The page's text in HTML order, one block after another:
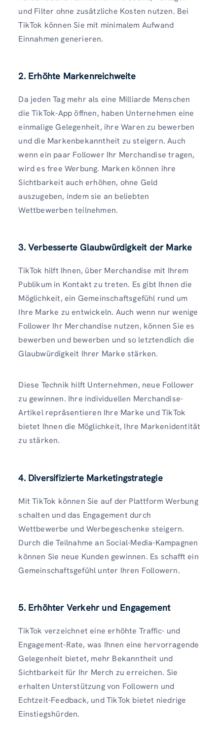
und Filter ohne zusätzliche Kosten nutzen. Bei
TikTok können Sie mit minimalem Aufwand
Einnahmen generieren.
2. Erhöhte Markenreichweite
Da jeden Tag mehr als eine Milliarde Menschen
die TikTok-App öffnen, haben Unternehmen eine
einmalige Gelegenheit, ihre Waren zu bewerben
und die Markenbekanntheit zu steigern. Auch
wenn ein paar Follower Ihr Merchandise tragen,
wird es free Werbung. Marken können ihre
Sichtbarkeit auch erhöhen, ohne Geld
auszugeben, indem sie an beliebten
Wettbewerben teilnehmen.
3. Verbesserte Glaubwürdigkeit der Marke
TikTok hilft Ihnen, über Merchandise mit Ihrem
Publikum in Kontakt zu treten. Es gibt Ihnen die
Möglichkeit, ein Gemeinschaftsgefühl rund um
Ihre Marke zu entwickeln. Auch wenn nur wenige
Follower Ihr Merchandise nutzen, können Sie es
bewerben und bewerben und so letztendlich die
Glaubwürdigkeit Ihrer Marke stärken.
Diese Technik hilft Unternehmen, neue Follower
zu gewinnen. Ihre individuellen Merchandise-
Artikel repräsentieren Ihre Marke und TikTok
bietet Ihnen die Möglichkeit, Ihre Markenidentität
zu stärken.
4. Diversifizierte Marketingstrategie
Mit TikTok können Sie auf der Plattform Werbung
schalten und das Engagement durch
Wettbewerbe und Werbegeschenke steigern.
Durch die Teilnahme an Social-Media-Kampagnen
können Sie neue Kunden gewinnen. Es schafft ein
Gemeinschaftsgefühl unter Ihren Followern.
5. Erhöhter Verkehr und Engagement
TikTok verzeichnet eine erhöhte Traffic- und
Engagement-Rate, was Ihnen eine hervorragende
Gelegenheit bietet, mehr Bekanntheit und
Sichtbarkeit für Ihr Merch zu erreichen. Sie
erhalten Unterstützung von Followern und
Echtzeit-Feedback, und TikTok bietet niedrige
Einstiegshürden.